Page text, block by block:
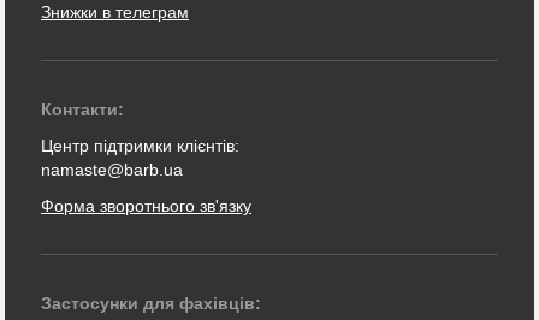
Знижки в телеграм
Контакти:
Центр підтримки клієнтів:
namaste@barb.ua
Форма зворотнього зв'язку
Застосунки для фахівців: